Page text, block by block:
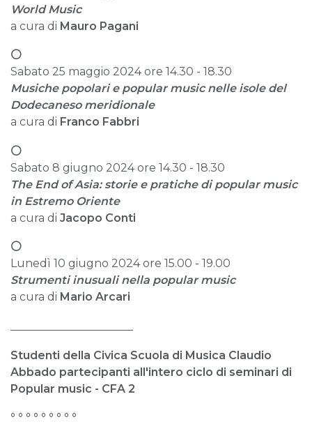
World Music
a cura di Mauro Pagani
⚪
Sabato 25 maggio 2024 ore 14.30 - 18.30
Musiche popolari e popular music nelle isole del
Dodecaneso meridionale
a cura di Franco Fabbri
⚪
Sabato 8 giugno 2024 ore 14.30 - 18.30
The End of Asia: storie e pratiche di popular music
in Estremo Oriente
a cura di Jacopo Conti
⚪
Lunedì 10 giugno 2024 ore 15.00 - 19.00
Strumenti inusuali nella popular music
a cura di Mario Arcari
Studenti della Civica Scuola di Musica Claudio
Abbado partecipanti all'intero ciclo di seminari di
Popular music - CFA 2
° ° ° ° ° ° ° ° °